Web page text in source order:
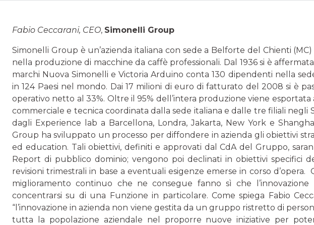
Fabio Ceccarani, CEO, Simonelli Group
Simonelli Group è un’azienda italiana con sede a Belforte del Chienti
nella produzio­ne di macchine da caffè professionali. Dal 1936 si è
marchi Nuova Simonelli e Victoria Arduino conta 130 dipendenti nella
in 124 Paesi nel mondo. Dai 17 mi­lioni di euro di fatturato del 2008 si è
operativo netto al 33%. Oltre il 95% dell’intera produzione viene
commerciale e tecnica coordinata dalla sede italiana e dalle tre filiali negli
dagli Expe­rience lab a Barcellona, Londra, Jakarta, New York e
Group ha sviluppato un proces­so per diffondere in azienda gli obiettivi
ed education. Tali obiettivi, definiti e approvati dal CdA del Gruppo,
Report di pubblico dominio; vengono poi declinati in obiettivi specifici
revisio­ni trimestrali in base a eventuali esigenze emerse in corso
miglioramento continuo che ne consegue fanno sì che l’innovazione
concentrarsi su di una Funzione in partico­lare. Come spiega Fabio
“l’innovazione in azienda non viene gestita da un gruppo ristretto di
tutta la popolazione aziendale nel proporre nuove iniziative per